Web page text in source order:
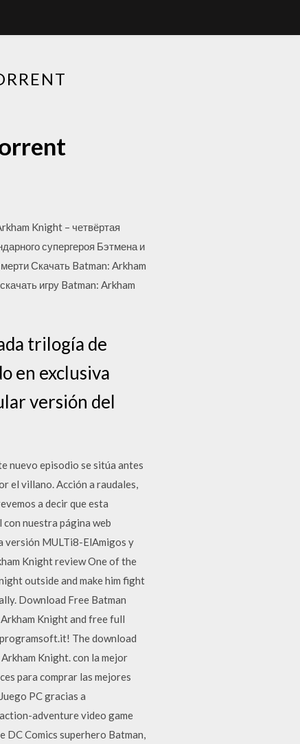
Knight – четвёртая
супергероя Бэтмена и
Скачать Batman: Arkham
игру Batman: Arkham
trilogía de
en exclusiva
versión del
nuevo episodio se sitúa antes
el villano. Acción a raudales,
a decir que esta
nuestra página web
versión MULTi8-ElAmigos y
Knight review One of the
outside and make him fight
Download Free Batman
Knight and free full
The download
Knight. con la mejor
para comprar las mejores
PC gracias a
adventure video game
Comics superhero Batman,